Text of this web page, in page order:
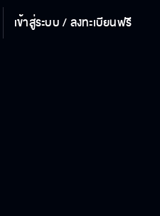
เข้าสู่ระบบ / ลงทะเบียนฟรี